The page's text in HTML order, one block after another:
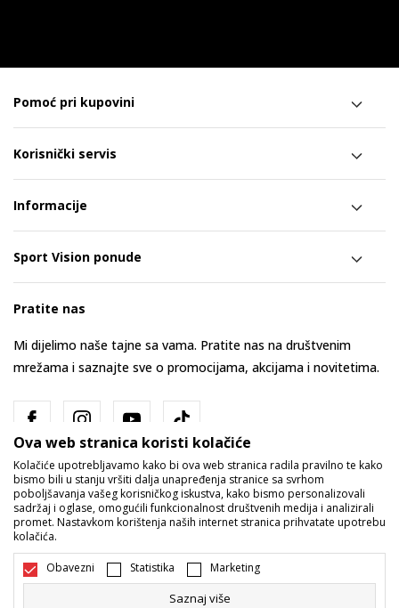
Pomoć pri kupovini
Korisnički servis
Informacije
Sport Vision ponude
Pratite nas
Mi dijelimo naše tajne sa vama. Pratite nas na društvenim
mrežama i saznajte sve o promocijama, akcijama i novitetima.
Bosna i Hercegovina Promijenite
Ova web stranica koristi kolačiće
Kolačiće upotrebljavamo kako bi ova web stranica radila pravilno te kako
bismo bili u stanju vršiti dalja unapređenja stranice sa svrhom
poboljšavanja vašeg korisničkog iskustva, kako bismo personalizovali
sadržaj i oglase, omogućili funkcionalnost društvenih medija i analizirali
promet. Nastavkom korištenja naših internet stranica prihvatate upotrebu
kolačića.
Obavezni Statistika Marketing
Saznaj više